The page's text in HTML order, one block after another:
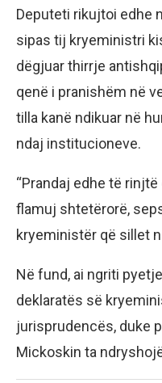
Deputeti rikujtoi edhe
sipas tij kryeministri
dëgjuar thirrje
qenë i pranishëm në
tilla kanë ndikuar në
ndaj institucioneve.
“Prandaj edhe të
flamuj shtetërorë,
kryeministër që sillet
Në fund, ai ngriti
deklaratës së
jurisprudencës, duke
Mickoskin ta